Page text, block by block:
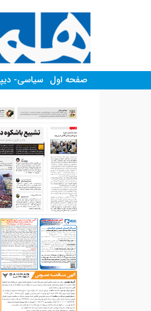
صفحه اول سیاسی-